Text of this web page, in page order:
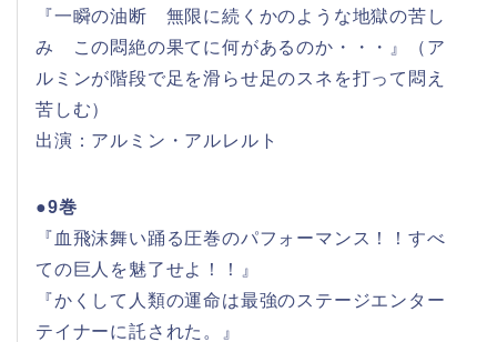
『一瞬の油断 無限に続くかのような地獄の苦し
み この悶絶の果てに何があるのか・・・』（ア
ルミンが階段で足を滑らせ足のスネを打って悶え
苦しむ）
出演：アルミン・アルレルト
●9巻
『血飛沫舞い踊る圧巻のパフォーマンス！！すべ
ての巨人を魅了せよ！！』
『かくして人類の運命は最強のステージエンター
テイナーに託された。』